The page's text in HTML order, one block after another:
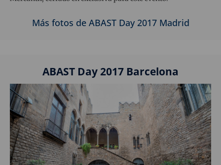
Más fotos de ABAST Day 2017 Madrid
ABAST Day 2017 Barcelona